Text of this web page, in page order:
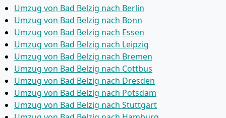
Umzug von Bad Belzig nach Berlin
Umzug von Bad Belzig nach Bonn
Umzug von Bad Belzig nach Essen
Umzug von Bad Belzig nach Leipzig
Umzug von Bad Belzig nach Bremen
Umzug von Bad Belzig nach Cottbus
Umzug von Bad Belzig nach Dresden
Umzug von Bad Belzig nach Potsdam
Umzug von Bad Belzig nach Stuttgart